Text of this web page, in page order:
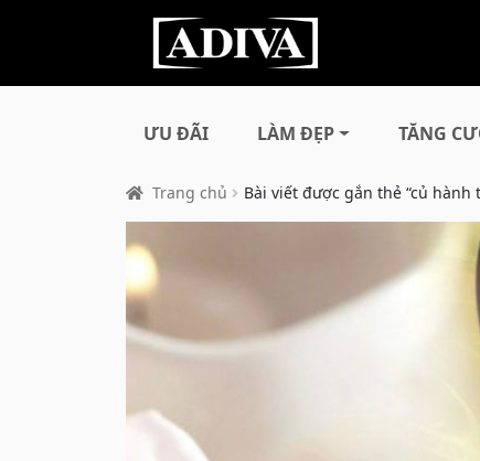
ƯU ĐÃI LÀM ĐẸP TĂNG
Trang chủ Bài viết được gắn thẻ “củ hành